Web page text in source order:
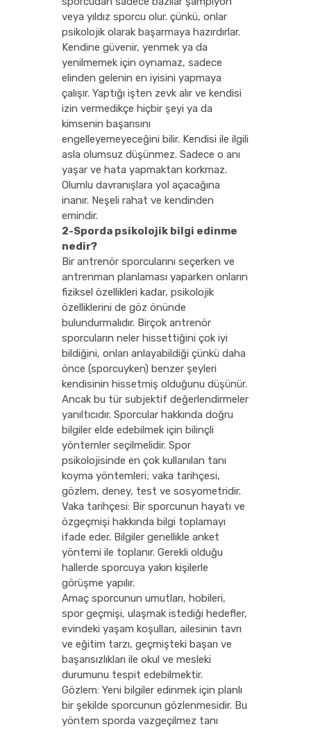
veya yıldız sporcu olur. çünkü, onlar
psikolojik olarak başarmaya hazırdırlar.
Kendine güvenir, yenmek ya da
yenilmemek için oynamaz, sadece
elinden gelenin en iyisini yapmaya
çalışır. Yaptığı işten zevk alır ve kendisi
izin vermedikçe hiçbir şeyi ya da
kimsenin başarısını
engelleyemeyeceğini bilir. Kendisi ile ilgili
asla olumsuz düşünmez. Sadece o anı
yaşar ve hata yapmaktan korkmaz.
Olumlu davranışlara yol açacağına
inanır. Neşeli rahat ve kendinden
emindir.
2-Sporda psikolojik bilgi edinme
nedir?
Bir antrenör sporcularını seçerken ve
antrenman planlaması yaparken onların
fiziksel özellikleri kadar, psikolojik
özelliklerini de göz önünde
bulundurmalıdır. Birçok antrenör
sporcuların neler hissettiğini çok iyi
bildiğini, onları anlayabildiği çünkü daha
önce (sporcuyken) benzer şeyleri
kendisinin hissetmiş olduğunu düşünür.
Ancak bu tür subjektif değerlendirmeler
yanıltıcıdır. Sporcular hakkında doğru
bilgiler elde edebilmek için bilinçli
yöntemler seçilmelidir. Spor
psikolojisinde en çok kullanılan tanı
koyma yöntemleri; vaka tarihçesi,
gözlem, deney, test ve sosyometridir.
Vaka tarihçesi: Bir sporcunun hayatı ve
özgeçmişi hakkında bilgi toplamayı
ifade eder. Bilgiler genellikle anket
yöntemi ile toplanır. Gerekli olduğu
hallerde sporcuya yakın kişilerle
görüşme yapılır.
Amaç sporcunun umutları, hobileri,
spor geçmişi, ulaşmak istediği hedefler,
evindeki yaşam koşulları, ailesinin tavrı
ve eğitim tarzı, geçmişteki başarı ve
başarısızlıkları ile okul ve mesleki
durumunu tespit edebilmektir.
Gözlem: Yeni bilgiler edinmek için planlı
bir şekilde sporcunun gözlenmesidir. Bu
yöntem sporda vazgeçilmez tanı